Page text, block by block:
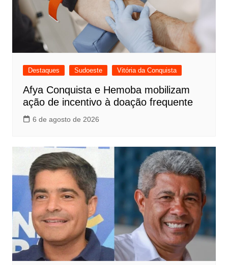
Destaques Sudoeste Vitória da Conquista
Afya Conquista e Hemoba mobilizam
ação de incentivo à doação frequente
6 de agosto de 2026